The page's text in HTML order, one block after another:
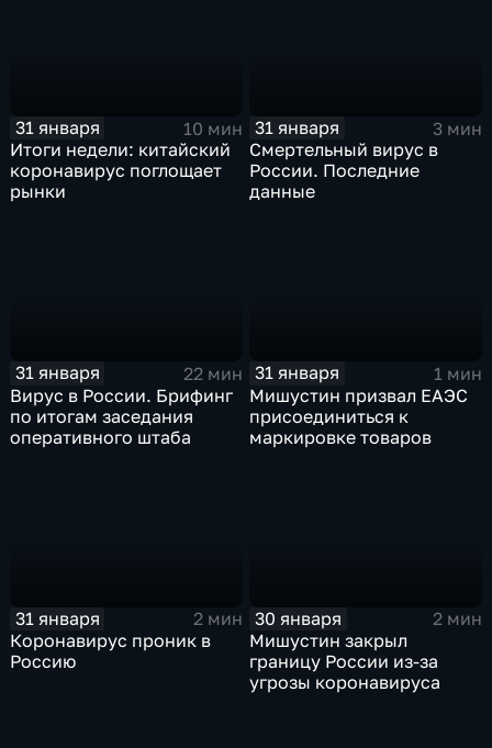
31 января
10 мин
Итоги недели: китайский
коронавирус поглощает
рынки
31 января
3 мин
Смертельный вирус в
России. Последние
данные
31 января
22 мин
Вирус в России. Брифинг
по итогам заседания
оперативного штаба
31 января
1 мин
Мишустин призвал ЕАЭС
присоединиться к
маркировке товаров
31 января
2 мин
Коронавирус проник в
Россию
30 января
2 мин
Мишустин закрыл
границу России из-за
угрозы коронавируса